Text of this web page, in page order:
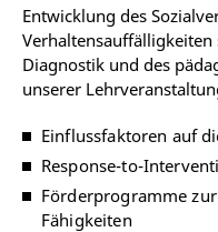
Entwicklung des
Diagnostik und des
unserer
Einflussfaktoren auf
Response-to-
Förderprogramme
Fähigkeiten